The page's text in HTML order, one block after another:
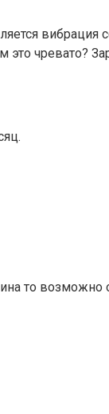
вибрация
это чревато?
то